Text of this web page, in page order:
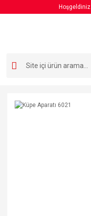
Hoşgeldiniz